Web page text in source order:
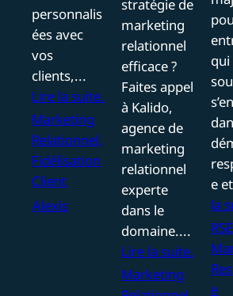
personnalis
ées avec
vos
clients,...
Lire la suite.
Marketing
Relationnel,
Fidélisation
Client
Alexis
stratégie de
marketing
relationnel
efficace ?
Faites appel
à Kalido,
agence de
marketing
relationnel
experte
dans le
domaine....
Lire la suite.
Marketing
qui
e
la
e